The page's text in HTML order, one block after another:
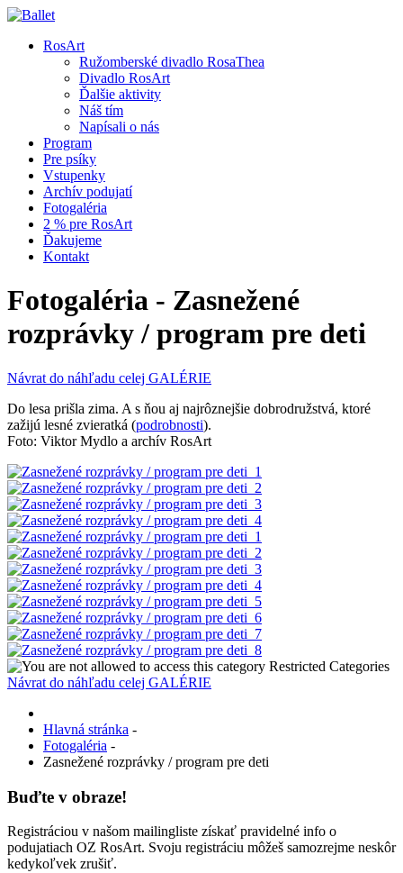
RosArt
Ružomberské divadlo RosaThea
Divadlo RosArt
Ďalšie aktivity
Náš tím
Napísali o nás
Program
Pre psíky
Vstupenky
Archív podujatí
Fotogaléria
2 % pre RosArt
Ďakujeme
Kontakt
Fotogaléria - Zasnežené
rozprávky / program pre deti
Návrat do náhľadu celej GALÉRIE
Do lesa prišla zima. A s ňou aj najrôznejšie dobrodružstvá, ktoré
zažijú lesné zvieratká (podrobnosti).
Foto: Viktor Mydlo a archív RosArt
Restricted Categories
Návrat do náhľadu celej GALÉRIE
Hlavná stránka -
Fotogaléria -
Zasnežené rozprávky / program pre deti
Buďte v obraze!
Registráciou v našom mailingliste získať pravidelné info o
podujatiach OZ RosArt. Svoju registráciu môžeš samozrejme neskôr
kedykoľvek zrušiť.